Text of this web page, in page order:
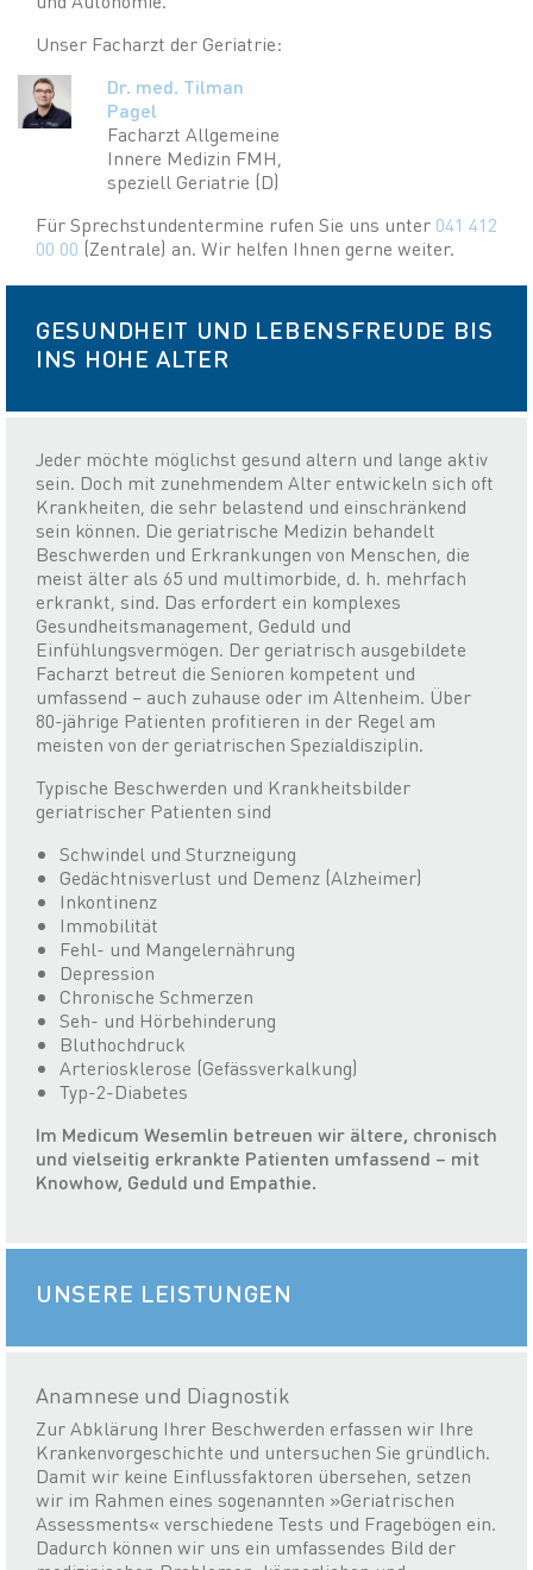
Unser Facharzt der Geriatrie:
Dr. med. Tilman
Pagel
Facharzt Allgemeine
Innere Medizin FMH,
speziell Geriatrie (D)
Für Sprechstundentermine rufen Sie uns unter 041 412
00 00 (Zentrale) an. Wir helfen Ihnen gerne weiter.
GESUNDHEIT UND LEBENSFREUDE BIS
INS HOHE ALTER
Jeder möchte möglichst gesund altern und lange aktiv
sein. Doch mit zunehmendem Alter entwickeln sich oft
Krankheiten, die sehr belastend und einschränkend
sein können. Die geriatrische Medizin behandelt
Beschwerden und Erkrankungen von Menschen, die
meist älter als 65 und multimorbide, d. h. mehrfach
erkrankt, sind. Das erfordert ein komplexes
Gesundheitsmanagement, Geduld und
Einfühlungsvermögen. Der geriatrisch ausgebildete
Facharzt betreut die Senioren kompetent und
umfassend – auch zuhause oder im Altenheim. Über
80-jährige Patienten profitieren in der Regel am
meisten von der geriatrischen Spezialdisziplin.
Typische Beschwerden und Krankheitsbilder
geriatrischer Patienten sind
Schwindel und Sturzneigung
Gedächtnisverlust und Demenz (Alzheimer)
Inkontinenz
Immobilität
Fehl- und Mangelernährung
Depression
Chronische Schmerzen
Seh- und Hörbehinderung
Bluthochdruck
Arteriosklerose (Gefässverkalkung)
Typ-2-Diabetes
Im Medicum Wesemlin betreuen wir ältere, chronisch
und vielseitig erkrankte Patienten umfassend – mit
Knowhow, Geduld und Empathie.
UNSERE LEISTUNGEN
Anamnese und Diagnostik
Zur Abklärung Ihrer Beschwerden erfassen wir Ihre
Krankenvorgeschichte und untersuchen Sie gründlich.
Damit wir keine Einflussfaktoren übersehen, setzen
wir im Rahmen eines sogenannten »Geriatrischen
Assessments« verschiedene Tests und Fragebögen ein.
Dadurch können wir uns ein umfassendes Bild der